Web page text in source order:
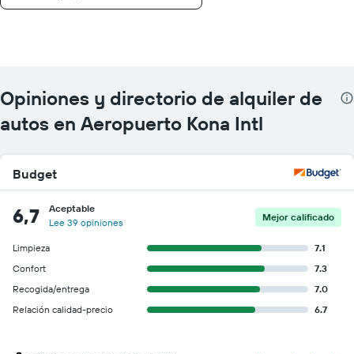
Opiniones y directorio de alquiler de
autos en Aeropuerto Kona Intl
Budget
6,7
Aceptable
Lee 39 opiniones
Mejor calificado
Limpieza
7.1
Confort
7.3
Recogida/entrega
7.0
Relación calidad-precio
6.7